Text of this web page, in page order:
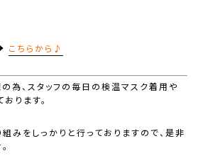
こちらから♪
為、スタッフの毎日の検温マスク着用や
ります。
みをしっかりと行っておりますので、是非